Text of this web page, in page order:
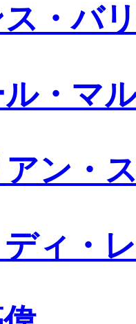
・バ
・マ
ン・
ィ・